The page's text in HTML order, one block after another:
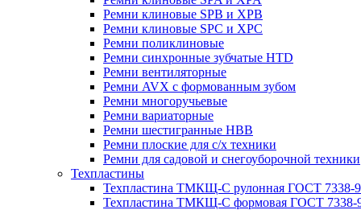
Ремни клиновые SPB и XPB
Ремни клиновые SPC и XPC
Ремни поликлиновые
Ремни синхронные зубчатые HTD
Ремни вентиляторные
Ремни AVX с формованным зубом
Ремни многоручьевые
Ремни вариаторные
Ремни шестигранные HBB
Ремни плоские для с/х техники
Ремни для садовой и снегоуборочной техники
Техпластины
Техпластина ТМКЩ-С рулонная ГОСТ 7338-
Техпластина ТМКЩ-С формовая ГОСТ 7338-